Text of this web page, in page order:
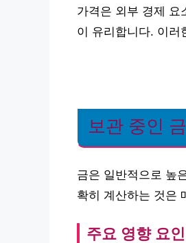
가격은 외부 경제 요
이 유리합니다. 이러
보관 중인
금은 일반적으로 높
확히 계산하는 것은
주요 영향 요인